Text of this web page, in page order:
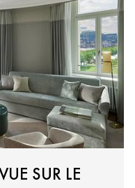
SUR LE